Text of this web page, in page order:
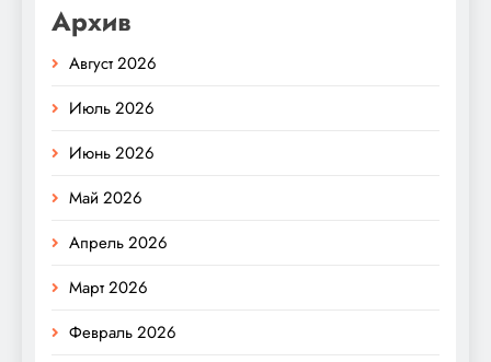
Архив
Август 2026
Июль 2026
Июнь 2026
Май 2026
Апрель 2026
Март 2026
Февраль 2026